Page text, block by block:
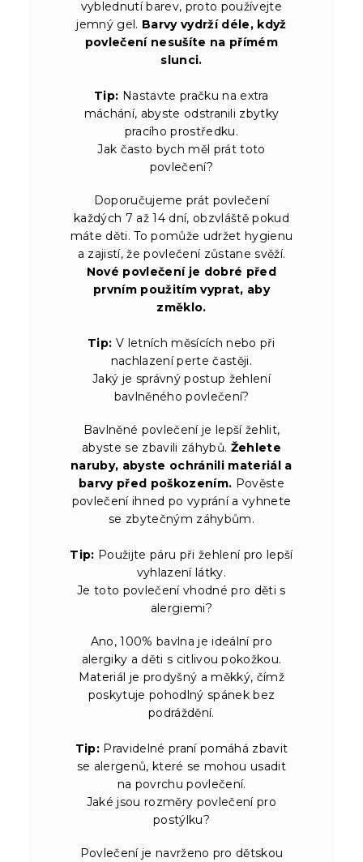
vyblednutí barev, proto používejte
jemný gel. Barvy vydrží déle, když
povlečení nesušíte na přímém
slunci.
Tip: Nastavte pračku na extra
máchání, abyste odstranili zbytky
pracího prostředku.
Jak často bych měl prát toto
povlečení?
Doporučujeme prát povlečení
každých 7 až 14 dní, obzvláště pokud
máte děti. To pomůže udržet hygienu
a zajistí, že povlečení zůstane svěží.
Nové povlečení je dobré před
prvním použitím vyprat, aby
změklo.
Tip: V letních měsících nebo při
nachlazení perte častěji.
Jaký je správný postup žehlení
bavlněného povlečení?
Bavlněné povlečení je lepší žehlit,
abyste se zbavili záhybů. Žehlete
naruby, abyste ochránili materiál a
barvy před poškozením. Pověste
povlečení ihned po vyprání a vyhnete
se zbytečným záhybům.
Tip: Použijte páru při žehlení pro lepší
vyhlazení látky.
Je toto povlečení vhodné pro děti s
alergiemi?
Ano, 100% bavlna je ideální pro
alergiky a děti s citlivou pokožkou.
Materiál je prodyšný a měkký, čímž
poskytuje pohodlný spánek bez
podráždění.
Tip: Pravidelné praní pomáhá zbavit
se alergenů, které se mohou usadit
na povrchu povlečení.
Jaké jsou rozměry povlečení pro
postýlku?
Povlečení je navrženo pro dětskou